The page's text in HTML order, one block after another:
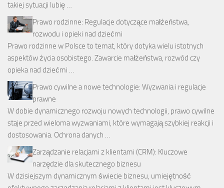
takiej sytuacji lubię …
Prawo rodzinne: Regulacje dotyczące małżeństwa,
rozwodu i opieki nad dziećmi
Prawo rodzinne w Polsce to temat, który dotyka wielu istotnych
aspektów życia osobistego. Zawarcie małżeństwa, rozwód czy
opieka nad dziećmi …
Prawo cywilne a nowe technologie: Wyzwania i regulacje
prawne
W dobie dynamicznego rozwoju nowych technologii, prawo cywilne
staje przed wieloma wyzwaniami, które wymagają szybkiej reakcji i
dostosowania. Ochrona danych …
Zarządzanie relacjami z klientami (CRM): Kluczowe
narzędzie dla skutecznego biznesu
W dzisiejszym dynamicznym świecie biznesu, umiejętność